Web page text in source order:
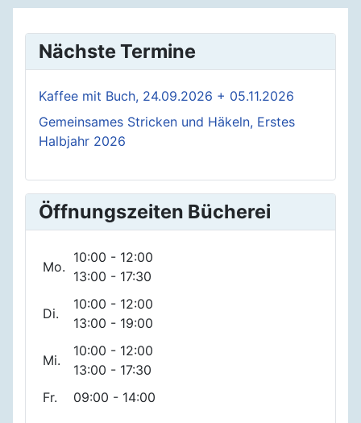
Nächste Termine
Kaffee mit Buch, 24.09.2026 + 05.11.2026
Gemeinsames Stricken und Häkeln, Erstes
Halbjahr 2026
Öffnungszeiten Bücherei
Mo.
10:00 - 12:00
13:00 - 17:30
Di.
10:00 - 12:00
13:00 - 19:00
Mi.
10:00 - 12:00
13:00 - 17:30
Fr.
09:00 - 14:00